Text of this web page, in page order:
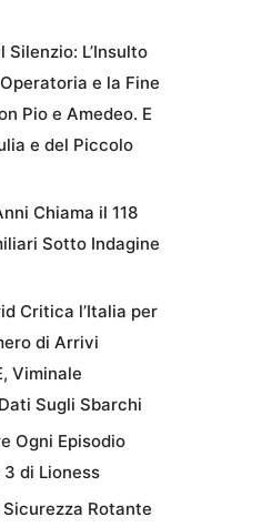
Silenzio: L’Insulto
e la Fine
Pio e Amedeo. E
e del Piccolo
Chiama il 118
Sotto Indagine
Critica l’Italia per
di Arrivi
Viminale
Sugli Sbarchi
Ogni Episodio
di Lioness
Rotante